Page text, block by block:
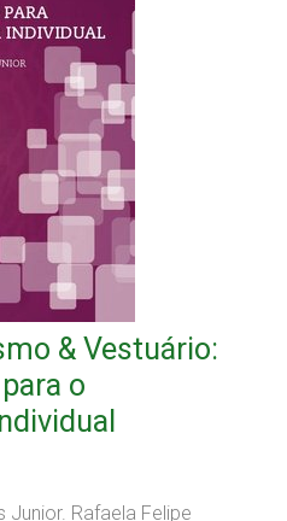
& Vestuário:
o
Junior. Rafaela Felipe